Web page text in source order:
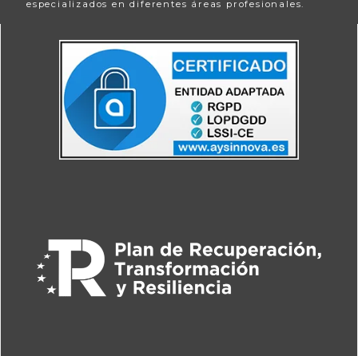
especializados en diferentes áreas profesionales.